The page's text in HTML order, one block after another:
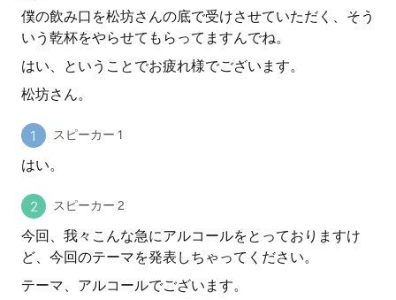
僕の飲み口を松坊さんの底で受けさせていただく、そう
いう乾杯をやらせてもらってますんでね。
はい、ということでお疲れ様でございます。
松坊さん。
スピーカー 1
はい。
スピーカー 2
今回、我々こんな急にアルコールをとっておりますけ
ど、今回のテーマを発表しちゃってください。
テーマ、アルコールでございます。